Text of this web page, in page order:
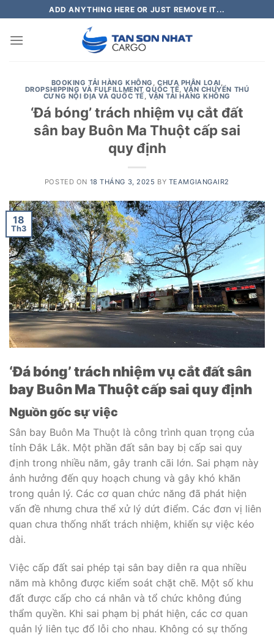
to
content
ADD ANYTHING HERE OR JUST REMOVE IT...
BOOKING TẢI HÀNG KHÔNG ,CHƯA PHÂN LOẠI,
DROPSHIPPING VÀ FULFILLMENT QUỐC TẾ,VẬN CHUYỂN THÚ
CƯNG NỘI ĐỊA VÀ QUỐC TẾ, VẬN TẢI HÀNG KHÔNG
‘Đá bóng’ trách nhiệm vụ cắt đất
sân bay Buôn Ma Thuột cấp sai
quy định
POSTED ON 18 THÁNG 3, 2025 BY TEAMGIANGAIR2
18
Th3
‘Đá bóng’ trách nhiệm vụ cắt đất sân
bay Buôn Ma Thuột cấp sai quy định
Nguồn gốc sự việc
Sân bay Buôn Ma Thuột là công trình quan trọng của
tỉnh Đắk Lắk. Một phần đất sân bay bị cấp sai quy
định trong nhiều năm, gây tranh cãi lớn. Sai phạm này
ảnh hưởng đến quy hoạch chung và gây khó khăn
trong quản lý. Các cơ quan chức năng đã phát hiện
vấn đề nhưng chưa thể xử lý dứt điểm. Các đơn vị liên
quan chưa thống nhất trách nhiệm, khiến sự việc kéo
dài.
Việc cấp đất sai phép tại sân bay diễn ra qua nhiều
năm mà không được kiểm soát chặt chẽ. Một số khu
đất được cấp cho cá nhân và tổ chức không đúng
thẩm quyền. Khi sai phạm bị phát hiện, các cơ quan
quản lý liên tục đổ lỗi cho nhau. Không có sự thống